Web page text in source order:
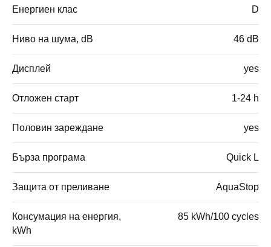
Енергиен клас D
Ниво на шума, dB 46 dB
Дисплей yes
Отложен старт 1-24 h
Половин зареждане yes
Бърза програма Quick L
Защита от преливане AquaStop
Консумация на енергия,
kWh
85 kWh/100 cycles